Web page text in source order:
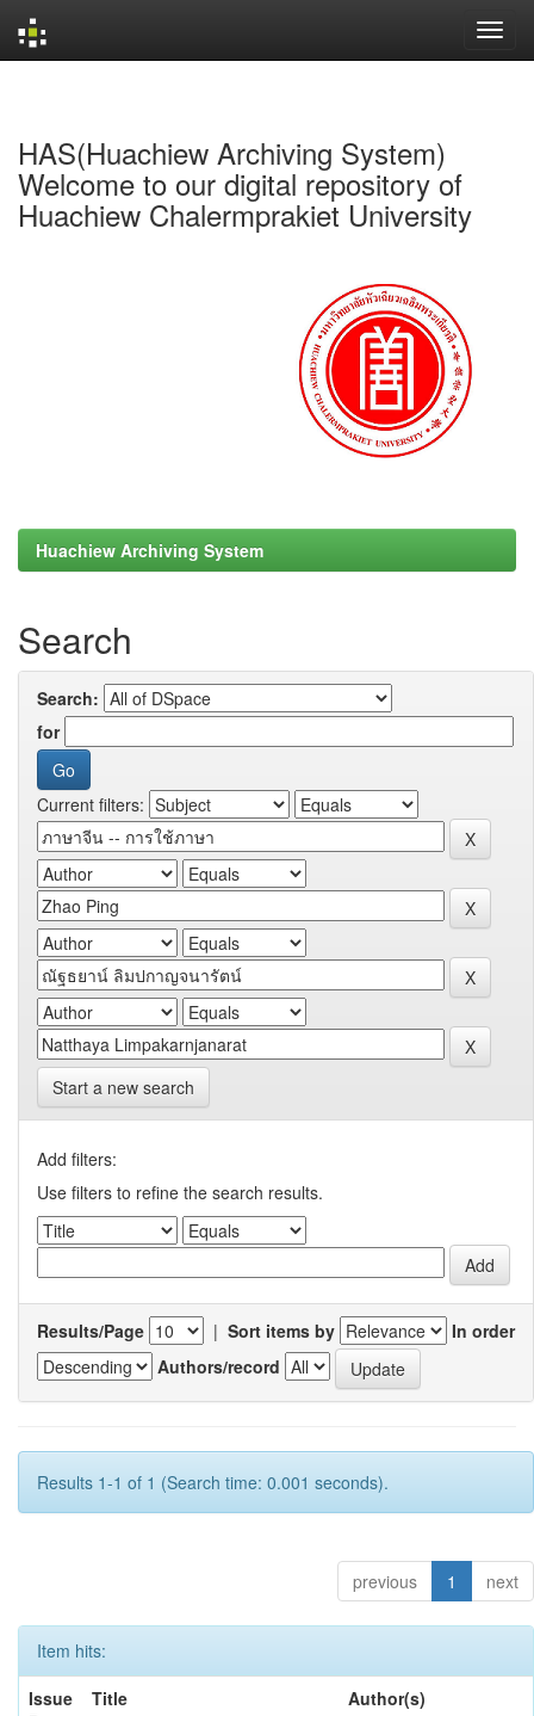
HAS(Huachiew Archiving System)
Welcome to our digital repository of
Huachiew Chalermprakiet University
Huachiew Archiving System
Search
Search:
for
Current filters:
Start a new search
Add filters:
Use filters to refine the search results.
Results/Page | Sort items by
In order
Authors/record
Results 1-1 of 1 (Search time: 0.001 seconds).
previous 1 next
Item hits:
Issue
Title Author(s)